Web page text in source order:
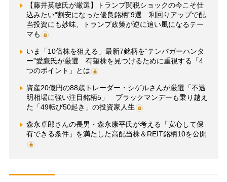
【藤井英敏氏が厳選】トランプ関税ショックの今こそ仕
込みたい“割安になった優良銘柄”9選 利回りアップで配
当投資にも妙味、トランプ政策が逆に追い風になるテー
マも
いま「10倍株を狙える」最新7銘柄を“テンバガーハンタ
ー”愛鷹氏が厳選 有望株を見つけるために重視する「4
つのポイント」とは
資産20億円の88歳トレーダー・シゲルさんが厳選「不透
明相場に強い注目銘柄5」 ブラックマンデーも乗り越え
た「49転び50起き」の投資家人生
森永卓郎さんの長男・森永康平氏が考える「安心して保
有できる条件」を満たした高配当株＆REIT銘柄10を公開